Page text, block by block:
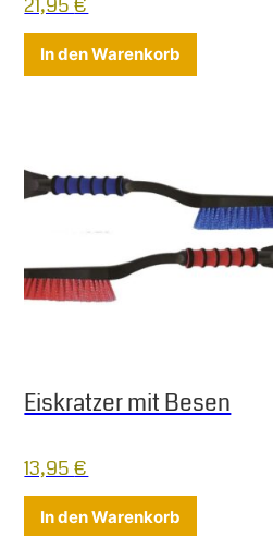
In den Warenkorb
Eiskratzer mit Besen
13,95€
In den Warenkorb Dieses